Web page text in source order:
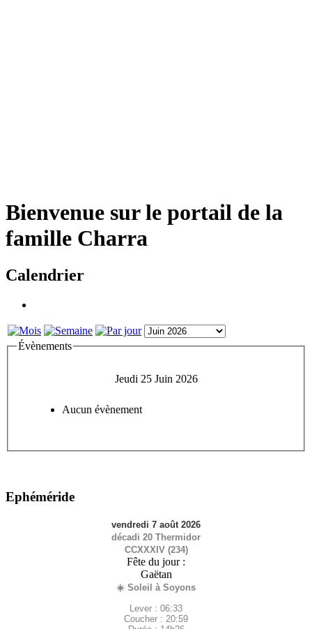
Bienvenue sur le portail de la
famille Charra
Calendrier
Évènements
Jeudi 25 Juin 2026
Aucun évènement
Ephéméride
vendredi 7 août 2026
décadi 20 Thermidor
CCXXXIV (234)
Fête du jour :
Gaëtan
☀️ Soleil à Soyons
Lever : 06:33
Coucher : 20:59